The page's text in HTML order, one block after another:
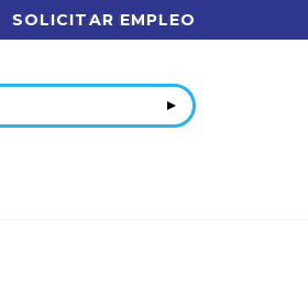
SOLICITAR EMPLEO